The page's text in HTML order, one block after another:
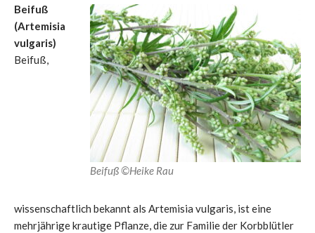
Beifuß ©Heike Rau
Beifuß
(Artemisia
vulgaris)
Beifuß,
wissenschaftlich bekannt als Artemisia vulgaris, ist eine
mehrjährige krautige Pflanze, die zur Familie der Korbblütler